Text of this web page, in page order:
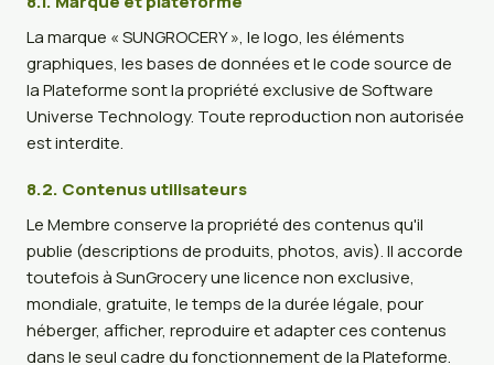
La marque « SUNGROCERY », le logo, les éléments
graphiques, les bases de données et le code source de
la Plateforme sont la propriété exclusive de Software
Universe Technology. Toute reproduction non autorisée
est interdite.
8.2. Contenus utilisateurs
Le Membre conserve la propriété des contenus qu'il
publie (descriptions de produits, photos, avis). Il accorde
toutefois à SunGrocery une licence non exclusive,
mondiale, gratuite, le temps de la durée légale, pour
héberger, afficher, reproduire et adapter ces contenus
dans le seul cadre du fonctionnement de la Plateforme.